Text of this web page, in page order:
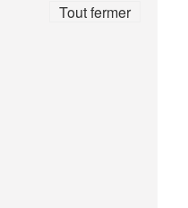
Tout fermer